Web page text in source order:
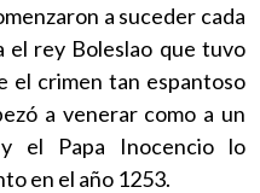
a suceder cada
el rey Boleslao que tuvo
el crimen tan espantoso
a venerar como a un
el Papa Inocencio lo
en el año 1253.